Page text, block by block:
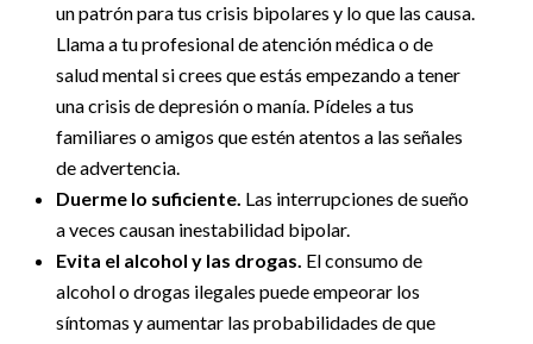
un patrón para tus crisis bipolares y lo que las causa.
Llama a tu profesional de atención médica o de
salud mental si crees que estás empezando a tener
una crisis de depresión o manía. Pídeles a tus
familiares o amigos que estén atentos a las señales
de advertencia.
Duerme lo suficiente. Las interrupciones de sueño
a veces causan inestabilidad bipolar.
Evita el alcohol y las drogas. El consumo de
alcohol o drogas ilegales puede empeorar los
síntomas y aumentar las probabilidades de que